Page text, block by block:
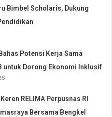
Bimbel Scholaris, Dukung
Potensi Kerja Sama
untuk Dorong Ekonomi Inklusif
RELIMA Perpusnas RI
Bersama Bengkel